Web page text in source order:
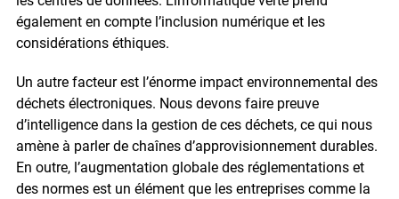
également en compte l’inclusion numérique et les
considérations éthiques.
Un autre facteur est l’énorme impact environnemental des
déchets électroniques. Nous devons faire preuve
d’intelligence dans la gestion de ces déchets, ce qui nous
amène à parler de chaînes d’approvisionnement durables.
En outre, l’augmentation globale des réglementations et
des normes est un élément que les entreprises comme la